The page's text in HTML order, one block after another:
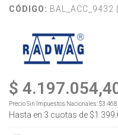
CÓDIGO: BAL_ACC_9432 |
$
Precio Sin Impuestos Nacionales:
Hasta en 3 cuotas de